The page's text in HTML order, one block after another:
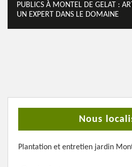
PUBLICS À MONTEL DE GELAT :
UN EXPERT DANS LE DOMAINE
Nous
Plantation et entretien jardin